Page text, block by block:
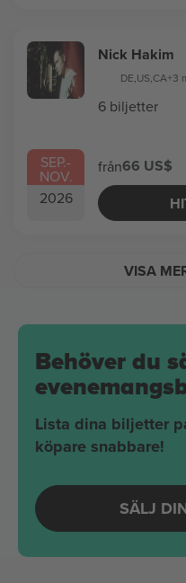
SEP.-
NOV.
2026
Nick Hakim
DE,US,CA+3
6 biljetter
från66 US$
VISA
Behöver du
Lista dina biljetter
köpare snabbare!
SÄLJ